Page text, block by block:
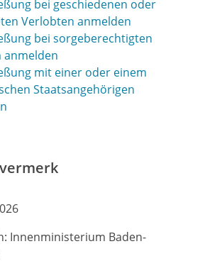
bei geschiedenen oder
Verlobten anmelden
bei sorgeberechtigten
anmelden
mit einer oder einem
Staatsangehörigen
Innenministerium Baden-